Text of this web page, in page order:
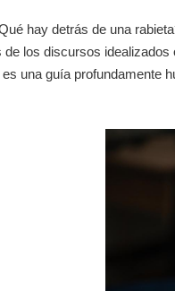
hay detrás de una
los discursos idealizados
una guía profundamente